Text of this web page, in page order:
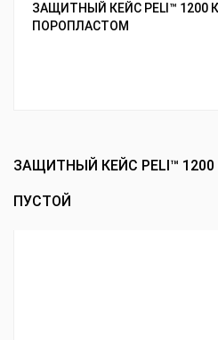
ЗАЩИТНЫЙ КЕЙС PELI™ 1200
ПОРОПЛАСТОМ
ЗАЩИТНЫЙ КЕЙС PELI™
ПУСТОЙ